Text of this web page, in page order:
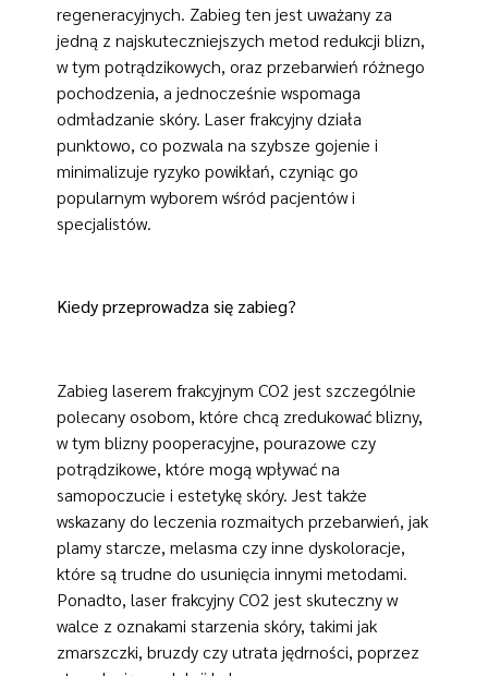
regeneracyjnych. Zabieg ten jest uważany za
jedną z najskuteczniejszych metod redukcji blizn,
w tym potrądzikowych, oraz przebarwień różnego
pochodzenia, a jednocześnie wspomaga
odmładzanie skóry. Laser frakcyjny działa
punktowo, co pozwala na szybsze gojenie i
minimalizuje ryzyko powikłań, czyniąc go
popularnym wyborem wśród pacjentów i
specjalistów.
Kiedy przeprowadza się zabieg?
Zabieg laserem frakcyjnym CO2 jest szczególnie
polecany osobom, które chcą zredukować blizny,
w tym blizny pooperacyjne, pourazowe czy
potrądzikowe, które mogą wpływać na
samopoczucie i estetykę skóry. Jest także
wskazany do leczenia rozmaitych przebarwień, jak
plamy starcze, melasma czy inne dyskoloracje,
które są trudne do usunięcia innymi metodami.
Ponadto, laser frakcyjny CO2 jest skuteczny w
walce z oznakami starzenia skóry, takimi jak
zmarszczki, bruzdy czy utrata jędrności, poprzez